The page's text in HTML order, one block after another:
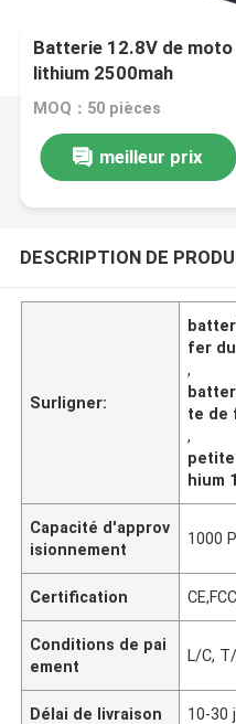
Batterie 12.8V de
lithium 2500mah
MOQ：50 pièces
meilleur prix
DESCRIPTION DE
Surligner:
fer
,
te de
,
hium
Capacité d'approv
isionnement
1000
Certification
Conditions de pai
ement
L/C,
Délai de livraison 10-30